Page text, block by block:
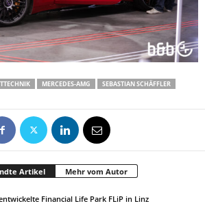
MERCEDES-AMG
SEBASTIAN SCHÄFFLER
Artikel Mehr vom Autor
Financial Life Park FLiP in Linz